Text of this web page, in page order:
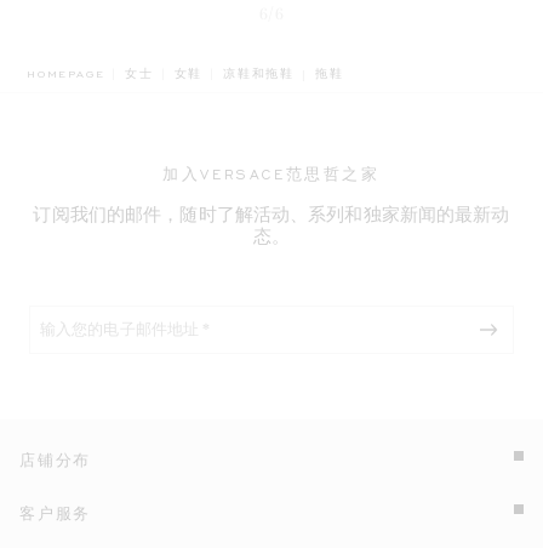
HOMEPAGE 女士 女鞋 凉鞋和拖鞋 拖鞋
加入VERSACE范思哲之家
订阅我们的邮件，随时了解活动、系列和独家新闻的最新动
态。
店铺分布
客户服务